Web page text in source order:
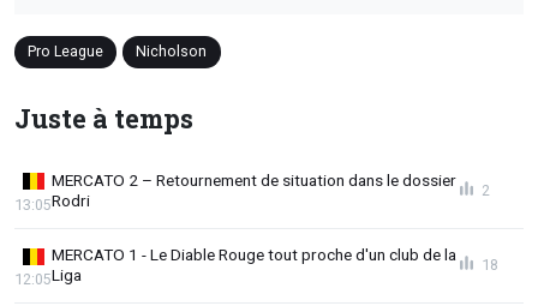
Pro League Nicholson
Juste à temps
MERCATO 2 – Retournement de situation dans le dossier
Rodri
13:05
2
MERCATO 1 - Le Diable Rouge tout proche d'un club de la
Liga
12:05
18